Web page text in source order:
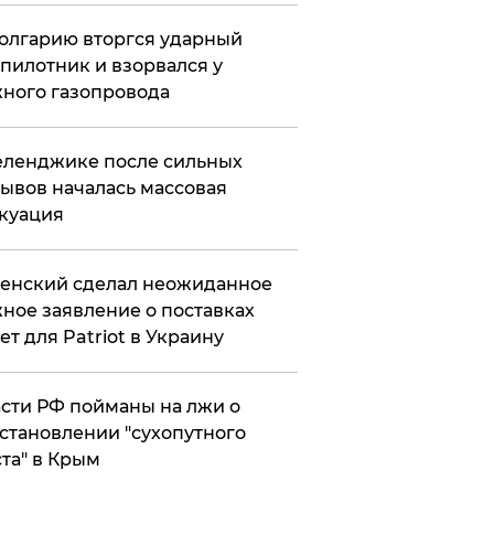
вторгся ударный
и взорвался у
газопровода
после сильных
началась массовая
сделал неожиданное
заявление о поставках
для Patriot в Украину
РФ пойманы на лжи о
"сухопутного
в Крым